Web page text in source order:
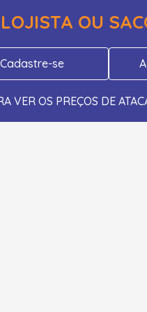
LOJISTA OU
Cadastre-se
VER OS PREÇOS DE